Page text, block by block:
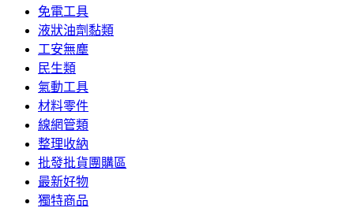
免電工具
液狀油劑黏類
工安無塵
民生類
氣動工具
材料零件
線網管類
整理收納
批發批貨團購區
最新好物
獨特商品